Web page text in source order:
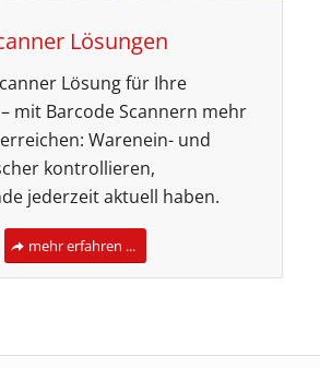
Lösungen
Lösung für Ihre
mit Barcode Scannern mehr
Warenein- und
kontrollieren,
jederzeit aktuell haben.
mehr erfahren ...